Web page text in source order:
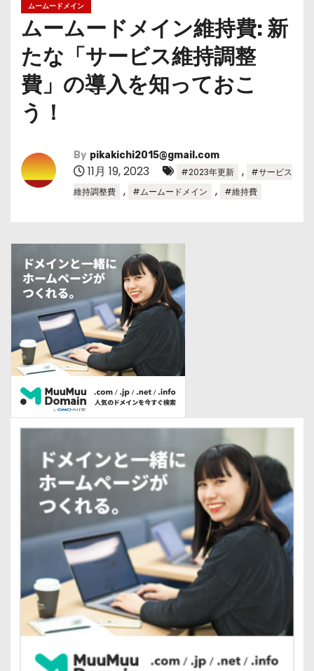
ムームードメイン
ムームードメイン維持費: 新
たな「サービス維持調整
費」の導入を知っておこ
う！
By pikakichi2015@gmail.com
11月 19, 2023 #2023年更新 ,
#サービス
維持調整費
, #ムームードメイン , #維持費